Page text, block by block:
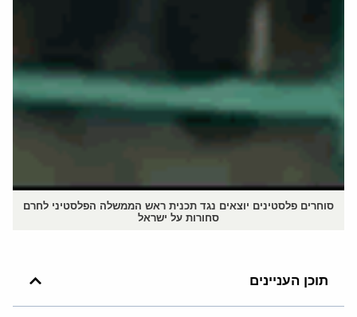
סוחרים פלסטינים יוצאים נגד תכנית ראש הממשלה הפלסטיני לחרם
סחורות על ישראל
תוכן העניינים